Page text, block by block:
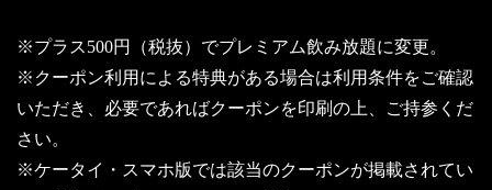
※プラス500円（税抜）でプレミアム飲み放題に変更。
※クーポン利用による特典がある場合は利用条件をご確認
いただき、必要であればクーポンを印刷の上、ご持参くだ
さい。
※ケータイ・スマホ版では該当のクーポンが掲載されてい